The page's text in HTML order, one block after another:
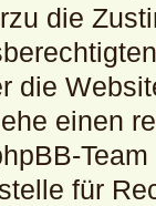
die
die
einen
für